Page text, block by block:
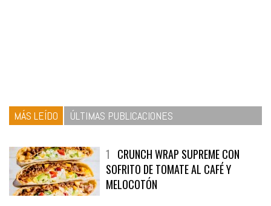
MÁS LEÍDO ÚLTIMAS PUBLICACIONES
1 CRUNCH WRAP SUPREME CON
SOFRITO DE TOMATE AL CAFÉ Y
MELOCOTÓN